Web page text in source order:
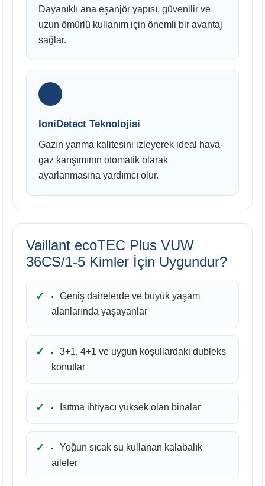
Dayanıklı ana eşanjör yapısı, güvenilir ve
uzun ömürlü kullanım için önemli bir avantaj
sağlar.
IoniDetect Teknolojisi
Gazın yanma kalitesini izleyerek ideal hava-
gaz karışımının otomatik olarak
ayarlanmasına yardımcı olur.
Vaillant ecoTEC Plus VUW
36CS/1-5 Kimler İçin Uygundur?
Geniş dairelerde ve büyük yaşam
alanlarında yaşayanlar
3+1, 4+1 ve uygun koşullardaki dubleks
konutlar
Isıtma ihtiyacı yüksek olan binalar
Yoğun sıcak su kullanan kalabalık
aileler